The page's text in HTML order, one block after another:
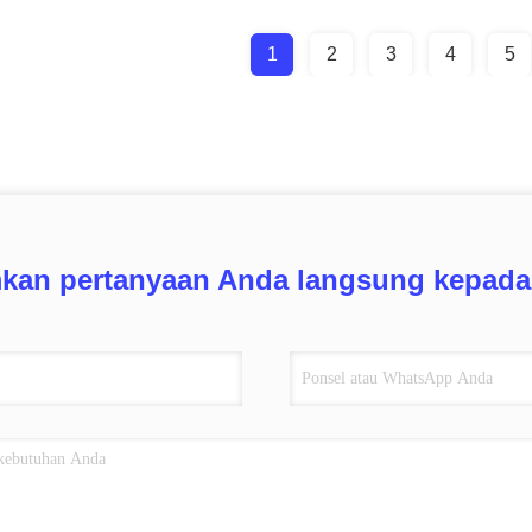
1 2 3 4 5
pertanyaan Anda langsung